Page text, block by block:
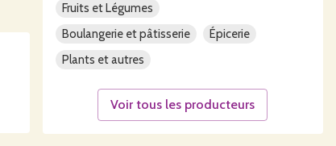
Fruits et Légumes
Boulangerie et pâtisserie
Épicerie
Plants et autres
Voir tous les producteurs